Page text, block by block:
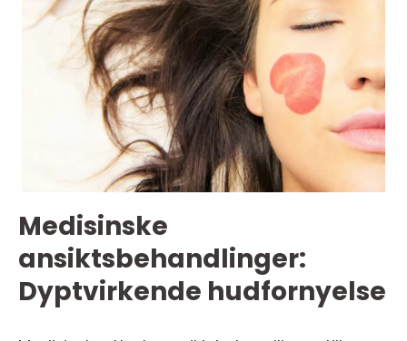
Medisinske
ansiktsbehandlinger:
Dyptvirkende hudfornyelse